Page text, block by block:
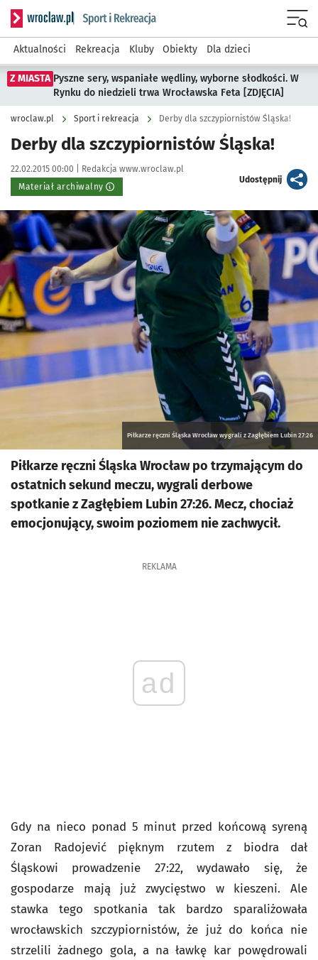
Serwis informacyjny wroclaw.pl podserwis: Sport i rekreacja
Aktualności Rekreacja Kluby Obiekty Dla dzieci
Z MIASTA Pyszne sery, wspaniałe wędliny, wyborne słodkości. W
Rynku do niedzieli trwa Wrocławska Feta [ZDJĘCIA]
wroclaw.pl Sport i rekreacja Derby dla szczypiornistów Śląska!
Derby dla szczypiornistów Śląska!
Data publikacji:
22.02.2015 00:00 | Autor:
Redakcja www.wroclaw.pl
Materiał archiwalny
Udostępnijartykuł
Kliknij, aby powiększyć
Piłkarze ręczni Śląska Wrocław wygrali z Zagłębiem Lubin 27:26
Piłkarze ręczni Śląska Wrocław po trzymającym do
ostatnich sekund meczu, wygrali derbowe
spotkanie z Zagłębiem Lubin 27:26. Mecz, chociaż
emocjonujący, swoim poziomem nie zachwycił.
REKLAMA
ad
Gdy na nieco ponad 5 minut przed końcową syreną
Zoran Radojević pięknym rzutem z biodra dał
Śląskowi prowadzenie 27:22, wydawało się, że
gospodarze mają już zwycięstwo w kieszeni. Ale
stawka tego spotkania tak bardzo sparaliżowała
wrocławskich szczypiornistów, że już do końca nie
strzelili żadnego gola, a na ławkę kar powędrowali